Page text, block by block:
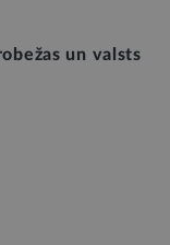
un valsts